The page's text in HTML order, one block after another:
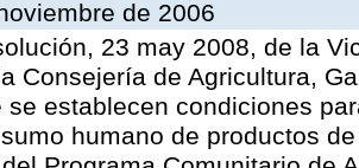
de 2006
23 may 2008, de la
Consejería de Agricultura,
se establecen condiciones
humano de productos